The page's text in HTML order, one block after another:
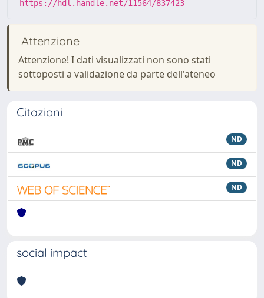
https://hdl.handle.net/11564/837423
Attenzione
Attenzione! I dati visualizzati non sono stati
sottoposti a validazione da parte dell'ateneo
Citazioni
ND
ND
ND
social impact